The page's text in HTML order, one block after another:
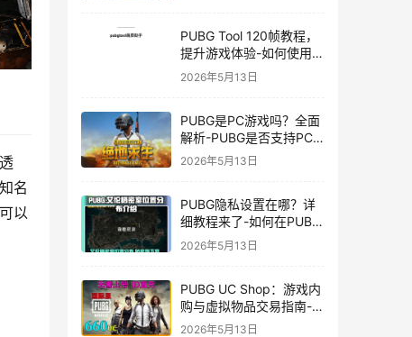
名
以
PUBG Tool 120帧教程，
提升游戏体验-如何使用
PUBG Tool实现120帧流
畅游戏
2026年5月13日
PUBG是PC游戏吗？全面
解析-PUBG是否支持PC
平台及游戏玩法介绍
2026年5月13日
PUBG隐私设置在哪？详
细教程来了-如何在PUBG
中设置隐私选项保护个人
2026年5月13日
PUBG UC Shop：游戏内
购与虚拟物品交易指南-
PUBG UC Shop如何购买
2026年5月13日